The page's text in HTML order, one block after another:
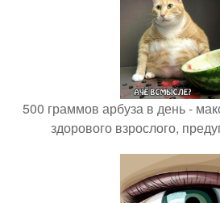
500 граммов арбуза в день -
здорового взрослого,